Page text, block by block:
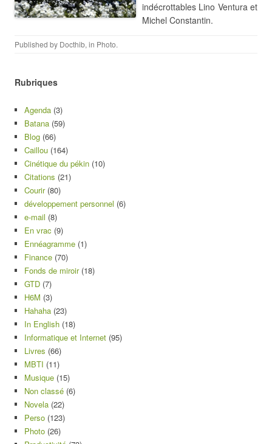
indécrottables Lino Ventura et
Michel Constantin.
Published by Docthib, in Photo.
Rubriques
Agenda (3)
Batana (59)
Blog (66)
Caillou (164)
Cinétique du pékin (10)
Citations (21)
Courir(80)
développement personnel (6)
e-mail (8)
En vrac (9)
Ennéagramme (1)
Finance (70)
Fonds de miroir(18)
GTD (7)
H6M (3)
Hahaha (23)
In English (18)
Informatique et Internet (95)
Livres (66)
MBTI (11)
Musique (15)
Non classé (6)
Novela (22)
Perso (123)
Photo (26)